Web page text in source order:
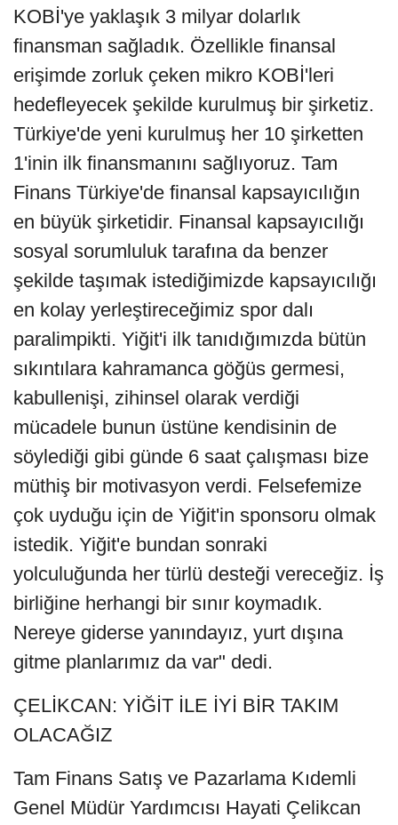
KOBİ'ye yaklaşık 3 milyar dolarlık
finansman sağladık. Özellikle finansal
erişimde zorluk çeken mikro KOBİ'leri
hedefleyecek şekilde kurulmuş bir şirketiz.
Türkiye'de yeni kurulmuş her 10 şirketten
1'inin ilk finansmanını sağlıyoruz. Tam
Finans Türkiye'de finansal kapsayıcılığın
en büyük şirketidir. Finansal kapsayıcılığı
sosyal sorumluluk tarafına da benzer
şekilde taşımak istediğimizde kapsayıcılığı
en kolay yerleştireceğimiz spor dalı
paralimpikti. Yiğit'i ilk tanıdığımızda bütün
sıkıntılara kahramanca göğüs germesi,
kabullenişi, zihinsel olarak verdiği
mücadele bunun üstüne kendisinin de
söylediği gibi günde 6 saat çalışması bize
müthiş bir motivasyon verdi. Felsefemize
çok uyduğu için de Yiğit'in sponsoru olmak
istedik. Yiğit'e bundan sonraki
yolculuğunda her türlü desteği vereceğiz. İş
birliğine herhangi bir sınır koymadık.
Nereye giderse yanındayız, yurt dışına
gitme planlarımız da var" dedi.
ÇELİKCAN: YİĞİT İLE İYİ BİR TAKIM
OLACAĞIZ
Tam Finans Satış ve Pazarlama Kıdemli
Genel Müdür Yardımcısı Hayati Çelikcan